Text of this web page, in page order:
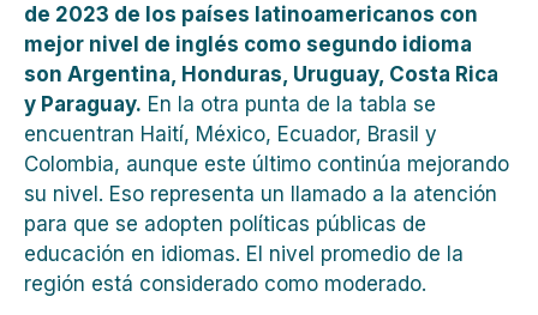
de 2023 de los países latinoamericanos con
mejor nivel de inglés como segundo idioma
son Argentina, Honduras, Uruguay, Costa Rica
y Paraguay. En la otra punta de la tabla se
encuentran Haití, México, Ecuador, Brasil y
Colombia, aunque este último continúa mejorando
su nivel. Eso representa un llamado a la atención
para que se adopten políticas públicas de
educación en idiomas. El nivel promedio de la
región está considerado como moderado.